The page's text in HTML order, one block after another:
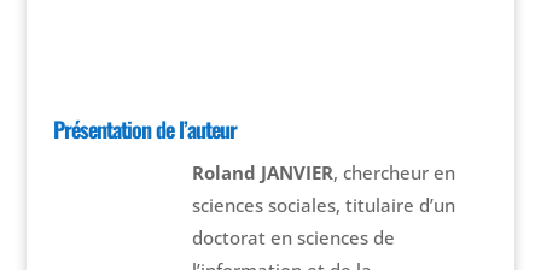
Présentation de l’auteur
Roland JANVIER, chercheur en
sciences sociales, titulaire d’un
doctorat en sciences de